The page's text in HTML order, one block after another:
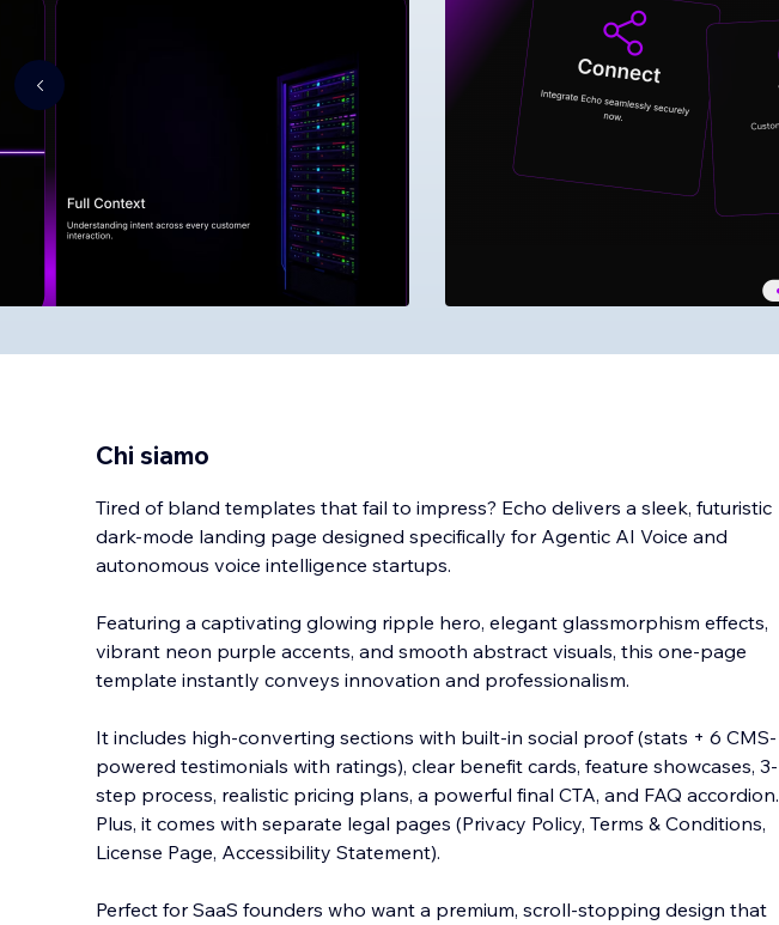
Chi siamo
Tired of bland templates that fail to impress? Echo delivers a sleek, futuristic
dark-mode landing page designed specifically for Agentic AI Voice and
autonomous voice intelligence startups.
Featuring a captivating glowing ripple hero, elegant glassmorphism effects,
vibrant neon purple accents, and smooth abstract visuals, this one-page
template instantly conveys innovation and professionalism.
It includes high-converting sections with built-in social proof (stats + 6 CMS-
powered testimonials with ratings), clear benefit cards, feature showcases, 3-
step process, realistic pricing plans, a powerful final CTA, and FAQ accordion.
Plus, it comes with separate legal pages (Privacy Policy, Terms & Conditions,
License Page, Accessibility Statement).
Perfect for SaaS founders who want a premium, scroll-stopping design that